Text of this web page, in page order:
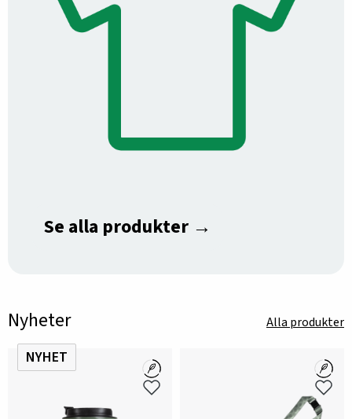
Se alla produkter →
Nyheter Alla produkter
NYHET